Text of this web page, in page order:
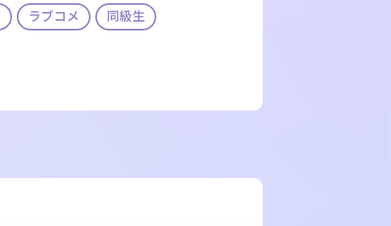
ラブコメ 同級生